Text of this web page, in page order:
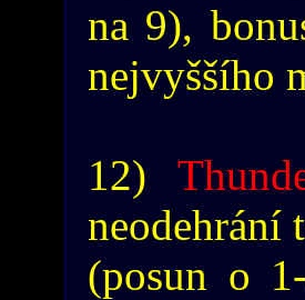
na 9),
nejvyššího
12)
neodehrání
(posun o